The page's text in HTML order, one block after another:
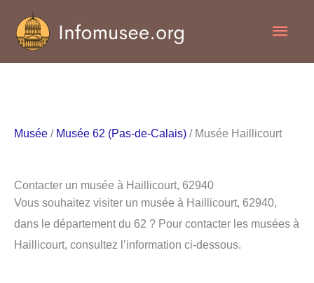
contenu
Musée / Musée 62 (Pas-de-Calais) / Musée Haillicourt
Contacter un musée à Haillicourt, 62940
Vous souhaitez visiter un musée à Haillicourt, 62940,
dans le département du 62 ? Pour contacter les musées à
Haillicourt, consultez l’information ci-dessous.